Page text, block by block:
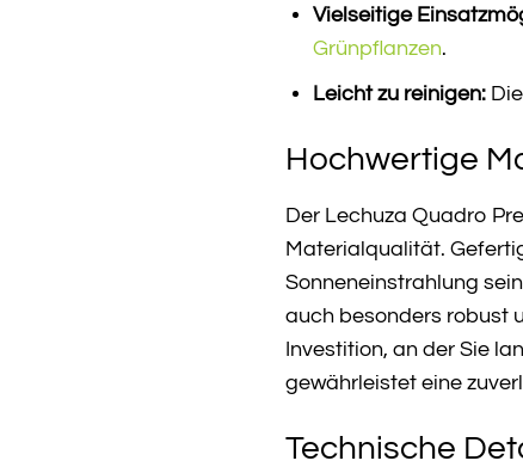
Vielseitige
Grünpflanzen.
Leicht zu reinigen:
Hochwertige
Der Lechuza Quadro
Materialqualität.
Sonneneinstrahlung
auch besonders robust
Investition, an der Sie
gewährleistet eine
Technische